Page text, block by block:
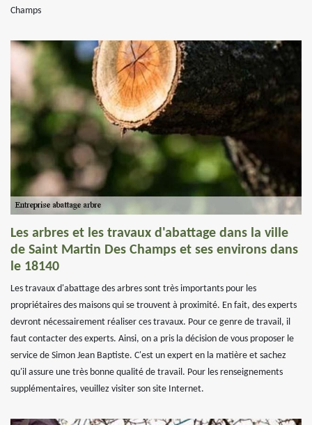
Champs
Les arbres et les travaux d'abattage dans la ville
de Saint Martin Des Champs et ses environs dans
le 18140
Les travaux d'abattage des arbres sont très importants pour les
propriétaires des maisons qui se trouvent à proximité. En fait, des experts
devront nécessairement réaliser ces travaux. Pour ce genre de travail, il
faut contacter des experts. Ainsi, on a pris la décision de vous proposer le
service de Simon Jean Baptiste. C'est un expert en la matière et sachez
qu'il assure une très bonne qualité de travail. Pour les renseignements
supplémentaires, veuillez visiter son site Internet.